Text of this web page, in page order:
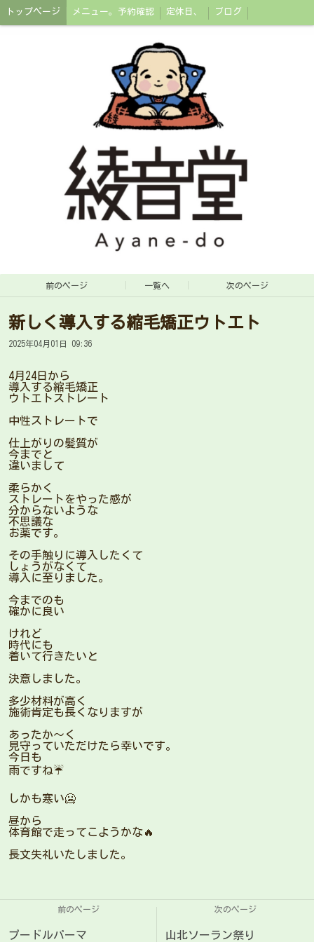
トップページ メニュー。予約確認 定休日、 ブログ
前のページ 一覧へ 次のページ
新しく導入する縮毛矯正ウトエト
2025年04月01日 09:36
4月24日から
導入する縮毛矯正
ウトエトストレート
中性ストレートで
仕上がりの髪質が
今までと
違いまして
柔らかく
ストレートをやった感が
分からないような
不思議な
お薬です。
その手触りに導入したくて
しょうがなくて
導入に至りました。
今までのも
確かに良い
けれど
時代にも
着いて行きたいと
決意しました。
多少材料が高く
施術肯定も長くなりますが
あったか〜く
見守っていただけたら幸いです。
今日も
雨ですね☔
しかも寒い🥶
昼から
体育館で走ってこようかな🔥
長文失礼いたしました。
前のページ
プードルパーマ
次のページ
山北ソーラン祭り